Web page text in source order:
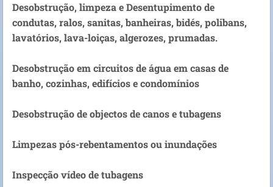
Desobstrução, limpeza e Desentupimento de
condutas, ralos, sanitas, banheiras, bidés, polibans,
lavatórios, lava-loiças, algerozes, prumadas.
Desobstrução em circuitos de água em casas de
banho, cozinhas, edifícios e condomínios
Desobstrução de objectos de canos e tubagens
Limpezas pós-rebentamentos ou inundações
Inspecção vídeo de tubagens